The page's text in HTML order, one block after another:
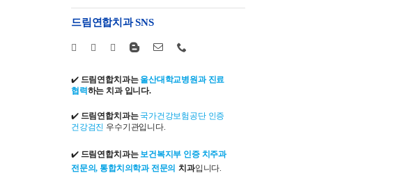
드림연합치과 SNS
✔️ 드림연합치과는 울산대학교병원과 진료
협력하는 치과 입니다.
✔️ 드림연합치과는 국가건강보험공단 인증
건강검진 우수기관입니다.
✔️ 드림연합치과는보건복지부 인증 치주과
전문의, 통합치의학과 전문의 치과입니다.